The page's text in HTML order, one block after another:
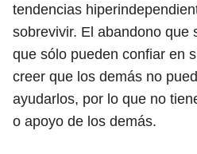
tendencias
sobrevivir. El abandono que
que sólo pueden confiar en
creer que los demás no
ayudarlos, por lo que no
o apoyo de los demás.